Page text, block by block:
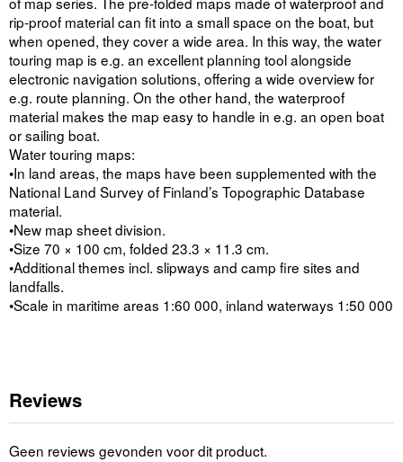
rip-proof material can fit into a small space on the boat, but
when opened, they cover a wide area. In this way, the water
touring map is e.g. an excellent planning tool alongside
electronic navigation solutions, offering a wide overview for
e.g. route planning. On the other hand, the waterproof
material makes the map easy to handle in e.g. an open boat
or sailing boat.
Water touring maps:
•In land areas, the maps have been supplemented with the
National Land Survey of Finland’s Topographic Database
material.
•New map sheet division.
•Size 70 × 100 cm, folded 23.3 × 11.3 cm.
•Additional themes incl. slipways and camp fire sites and
landfalls.
•Scale in maritime areas 1:60 000, inland waterways 1:50 000
Reviews
Geen reviews gevonden voor dit product.